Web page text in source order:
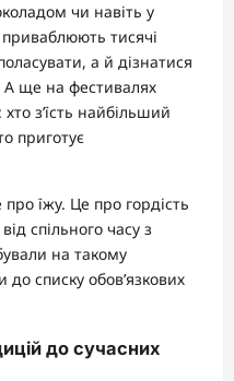
чи навіть у
приваблюють тисячі
а й дізнатися
А ще на фестивалях
з’їсть найбільший
приготує
їжу. Це про гордість
спільного часу з
на такому
списку обов’язкових
до сучасних